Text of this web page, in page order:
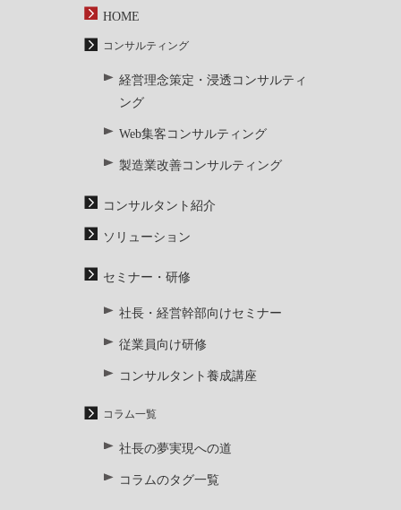
HOME
コンサルティング
経営理念策定・浸透コンサルティ
ング
Web集客コンサルティング
製造業改善コンサルティング
コンサルタント紹介
ソリューション
セミナー・研修
社長・経営幹部向けセミナー
従業員向け研修
コンサルタント養成講座
コラム一覧
社長の夢実現への道
コラムのタグ一覧